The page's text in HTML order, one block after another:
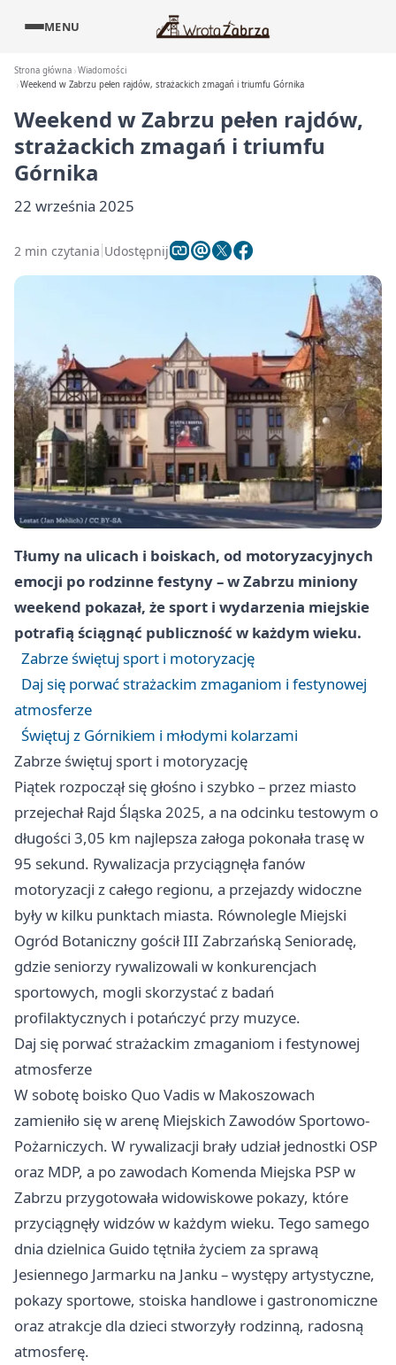
MENU
Strona główna Wiadomości
Weekend w Zabrzu pełen rajdów, strażackich zmagań i triumfu Górnika
Weekend w Zabrzu pełen rajdów,
strażackich zmagań i triumfu
Górnika
22 września 2025
2 min czytania Udostępnij
Tłumy na ulicach i boiskach, od motoryzacyjnych
emocji po rodzinne festyny – w Zabrzu miniony
weekend pokazał, że sport i wydarzenia miejskie
potrafią ściągnąć publiczność w każdym wieku.
Zabrze świętuj sport i motoryzację
Daj się porwać strażackim zmaganiom i festynowej
atmosferze
Świętuj z Górnikiem i młodymi kolarzami
Zabrze świętuj sport i motoryzację
Piątek rozpoczął się głośno i szybko – przez miasto
przejechał Rajd Śląska 2025, a na odcinku testowym o
długości 3,05 km najlepsza załoga pokonała trasę w
95 sekund. Rywalizacja przyciągnęła fanów
motoryzacji z całego regionu, a przejazdy widoczne
były w kilku punktach miasta. Równolegle Miejski
Ogród Botaniczny gościł III Zabrzańską Senioradę,
gdzie seniorzy rywalizowali w konkurencjach
sportowych, mogli skorzystać z badań
profilaktycznych i potańczyć przy muzyce.
Daj się porwać strażackim zmaganiom i festynowej
atmosferze
W sobotę boisko Quo Vadis w Makoszowach
zamieniło się w arenę Miejskich Zawodów Sportowo-
Pożarniczych. W rywalizacji brały udział jednostki OSP
oraz MDP, a po zawodach Komenda Miejska PSP w
Zabrzu przygotowała widowiskowe pokazy, które
przyciągnęły widzów w każdym wieku. Tego samego
dnia dzielnica Guido tętniła życiem za sprawą
Jesiennego Jarmarku na Janku – występy artystyczne,
pokazy sportowe, stoiska handlowe i gastronomiczne
oraz atrakcje dla dzieci stworzyły rodzinną, radosną
atmosferę.